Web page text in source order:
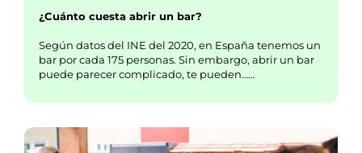
¿Cuánto cuesta abrir un bar?
Según datos del INE del 2020, en España tenemos un
bar por cada 175 personas. Sin embargo, abrir un bar
puede parecer complicado, te pueden……